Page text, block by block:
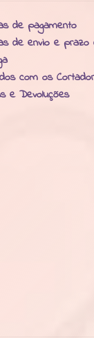
de pagamento
de envio e prazo
com os
e Devoluções